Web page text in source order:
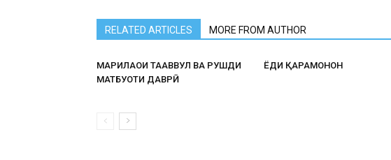
RELATED ARTICLES MORE FROM AUTHOR
МАРҲИЛАҲОИ ТАҲАВВУЛ ВА РУШДИ
МАТБУОТИ ДАВРӢ
ЁДИ ҚАҲРАМОНОН